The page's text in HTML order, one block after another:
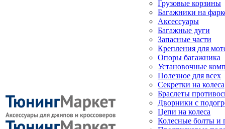
Грузовые корзины
Багажники на
Аксессуары
Багажные дуги
Запасные части
Крепления для
Опоры багажника
Установочные
Полезное для всех
Секретки на колеса
Браслеты
Дворники с
Цепи на колеса
Колесные болты и